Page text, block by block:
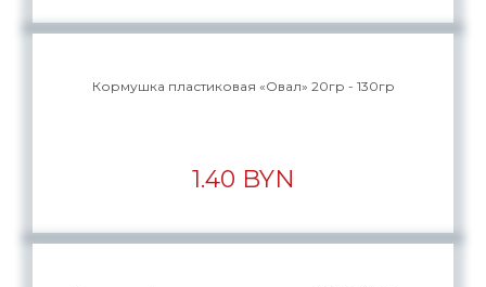
Кормушка пластиковая «Овал» 20гр - 130гр
1.40 BYN